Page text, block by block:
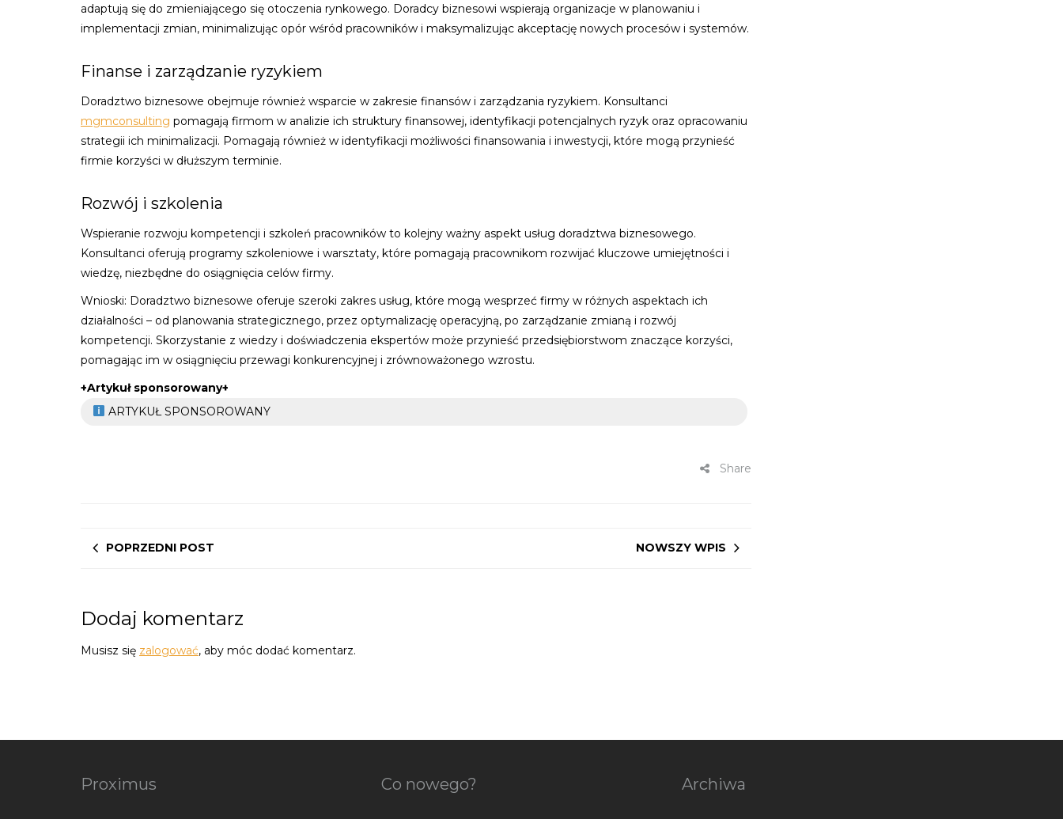
adaptują się do zmieniającego się otoczenia rynkowego. Doradcy biznesowi wspierają organizacje w planowaniu i
implementacji zmian, minimalizując opór wśród pracowników i maksymalizując akceptację nowych procesów i systemów.
Finanse i zarządzanie ryzykiem
Doradztwo biznesowe obejmuje również wsparcie w zakresie finansów i zarządzania ryzykiem. Konsultanci
mgmconsulting pomagają firmom w analizie ich struktury finansowej, identyfikacji potencjalnych ryzyk oraz opracowaniu
strategii ich minimalizacji. Pomagają również w identyfikacji możliwości finansowania i inwestycji, które mogą przynieść
firmie korzyści w dłuższym terminie.
Rozwój i szkolenia
Wspieranie rozwoju kompetencji i szkoleń pracowników to kolejny ważny aspekt usług doradztwa biznesowego.
Konsultanci oferują programy szkoleniowe i warsztaty, które pomagają pracownikom rozwijać kluczowe umiejętności i
wiedzę, niezbędne do osiągnięcia celów firmy.
Wnioski: Doradztwo biznesowe oferuje szeroki zakres usług, które mogą wesprzeć firmy w różnych aspektach ich
działalności – od planowania strategicznego, przez optymalizację operacyjną, po zarządzanie zmianą i rozwój
kompetencji. Skorzystanie z wiedzy i doświadczenia ekspertów może przynieść przedsiębiorstwom znaczące korzyści,
pomagając im w osiągnięciu przewagi konkurencyjnej i zrównoważonego wzrostu.
+Artykuł sponsorowany+
ARTYKUŁ SPONSOROWANY
Share
POPRZEDNI POST NOWSZY WPIS
Dodaj komentarz
Musisz się zalogować, aby móc dodać komentarz.
Proximus Co nowego? Archiwa